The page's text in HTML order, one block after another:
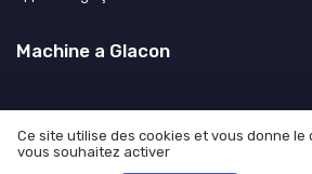
Machine a Glacon
Mentions légales
Ce site utilise des cookies et vous donne le
vous souhaitez activer